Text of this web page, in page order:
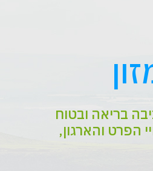
בריאה ובטוח
הפרט והארגון,